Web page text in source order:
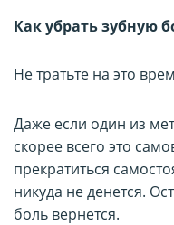
Как убрать зубную
Не тратьте на это
Даже если один из
скорее всего это
прекратиться
никуда не денется.
боль вернется.